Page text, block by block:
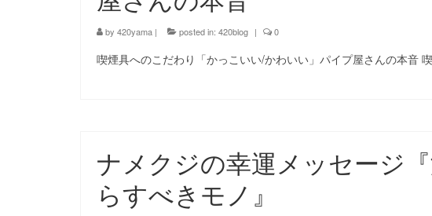
by 420yama | posted in: 420blog | 0
喫煙具へのこだわり「かっこいい/かわいい」パイプ屋さんの本音
ナメクジの幸運メッセージ
らすべきモノ』